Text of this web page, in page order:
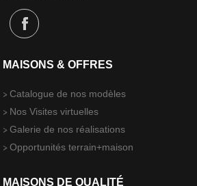
MAISONS & OFFRES
Catalogue de nos modèles
Nos Visites virtuelles
Galerie de nos réalisations
Opportunités terrain+maison
MAISONS DE QUALITÉ